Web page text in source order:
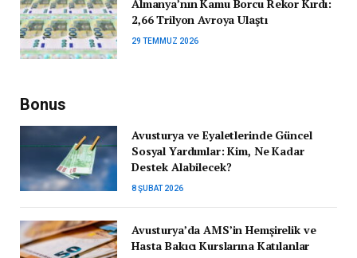
Almanya’nın Kamu Borcu Rekor Kırdı:
2,66 Trilyon Avroya Ulaştı
29 TEMMUZ 2026
Bonus
Avusturya ve Eyaletlerinde Güncel
Sosyal Yardımlar: Kim, Ne Kadar
Destek Alabilecek?
8 ŞUBAT 2026
Avusturya’da AMS’in Hemşirelik ve
Hasta Bakıcı Kurslarına Katılanlar